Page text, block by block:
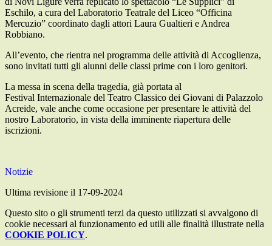
Eschilo, a cura del Laboratorio Teatrale del Liceo “Officina
Mercuzio” coordinato dagli attori Laura Gualtieri e Andrea
Robbiano.
All’evento, che rientra nel programma delle attività di Accoglienza,
sono invitati tutti gli alunni delle classi prime con i loro genitori.
La messa in scena della tragedia, già portata al
Festival Internazionale del Teatro Classico dei Giovani di Palazzolo
Acreide, vale anche come occasione per presentare le attività del
nostro Laboratorio, in vista della imminente riapertura delle
iscrizioni.
Notizie
Ultima revisione il 17-09-2024
Questo sito o gli strumenti terzi da questo utilizzati si avvalgono di
cookie necessari al funzionamento ed utili alle finalità illustrate nella
COOKIE POLICY.